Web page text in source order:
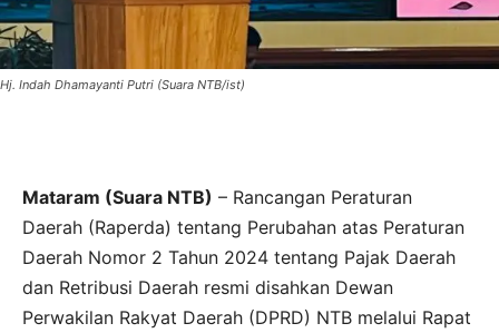
Hj. Indah Dhamayanti Putri (Suara NTB/ist)
Mataram (Suara NTB) – Rancangan Peraturan
Daerah (Raperda) tentang Perubahan atas Peraturan
Daerah Nomor 2 Tahun 2024 tentang Pajak Daerah
dan Retribusi Daerah resmi disahkan Dewan
Perwakilan Rakyat Daerah (DPRD) NTB melalui Rapat